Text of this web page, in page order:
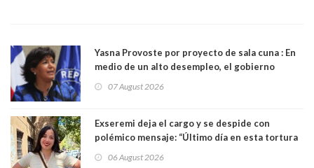
Yasna Provoste por proyecto de sala cuna : En
medio de un alto desempleo, el gobierno
07 August 2026
Exseremi deja el cargo y se despide con
polémico mensaje: “Último día en esta tortura
06 August 2026